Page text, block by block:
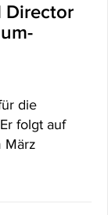
Director
die
folgt auf
März